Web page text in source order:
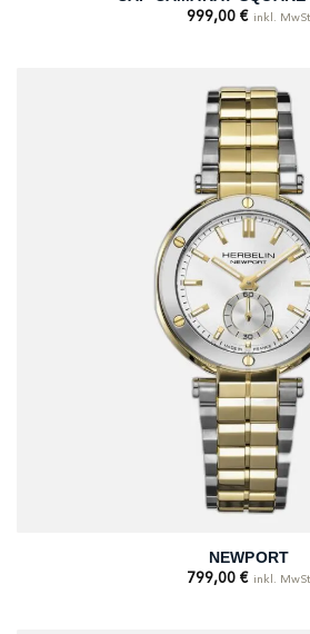
999,00 € inkl. MwSt
NEWPORT
799,00 € inkl. MwSt